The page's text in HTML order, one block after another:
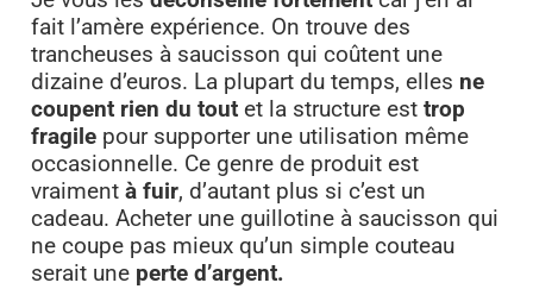
fait l’amère expérience. On trouve des
trancheuses à saucisson qui coûtent une
dizaine d’euros. La plupart du temps, elles ne
coupent rien du toutet la structure est trop
fragilepour supporter une utilisation même
occasionnelle. Ce genre de produit est
vraiment à fuir, d’autant plus si c’est un
cadeau. Acheter une guillotine à saucisson qui
ne coupe pas mieux qu’un simple couteau
serait une perte d’argent.